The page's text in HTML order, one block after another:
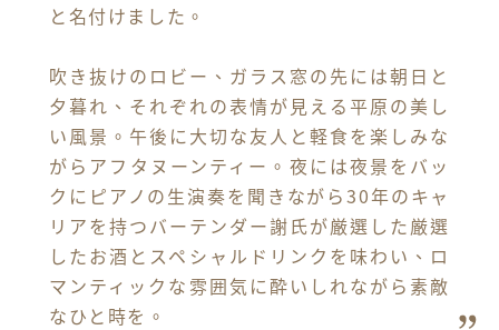
と名付けました。
吹き抜けのロビー、ガラス窓の先には朝日と
夕暮れ、それぞれの表情が見える平原の美し
い風景。午後に大切な友人と軽食を楽しみな
がらアフタヌーンティー。夜には夜景をバッ
クにピアノの生演奏を聞きながら30年のキャ
リアを持つバーテンダー謝氏が厳選した厳選
したお酒とスペシャルドリンクを味わい、ロ
マンティックな雰囲気に酔いしれながら素敵
なひと時を。